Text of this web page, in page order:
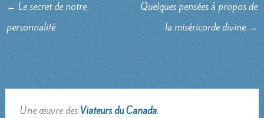
← Le secret de notre
personnalité
Quelques pensées à propos de
la miséricorde divine→
Une œuvre des Viateurs du Canada.